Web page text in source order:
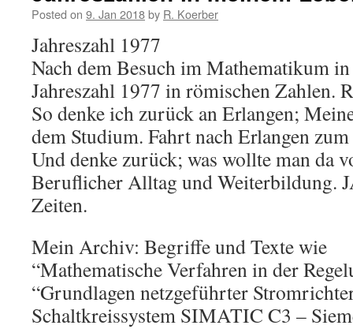
Posted on 9. Jan 2018by R. Koerber
Jahreszahl 1977
Nach dem Besuch im Mathematikum
Jahreszahl 1977 in römischen Zahlen.
So denke ich zurück an Erlangen;
dem Studium. Fahrt nach Erlangen
Und denke zurück; was wollte man da
Beruflicher Alltag und Weiterbildung.
Zeiten.
Mein Archiv: Begriffe und Texte wie
“Mathematische Verfahren in der
“Grundlagen netzgeführter
Schaltkreissystem SIMATIC C3 –